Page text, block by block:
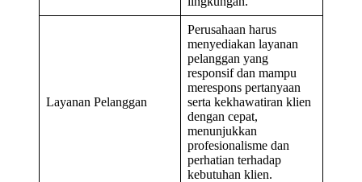
Layanan Pelanggan
Perusahaan harus
menyediakan layanan
pelanggan yang
responsif dan mampu
merespons pertanyaan
serta kekhawatiran klien
dengan cepat,
menunjukkan
profesionalisme dan
perhatian terhadap
kebutuhan klien.